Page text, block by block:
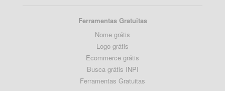
Ferramentas Gratuitas
Nome grátis
Logo grátis
Ecommerce grátis
Busca grátis INPI
Ferramentas Gratuitas